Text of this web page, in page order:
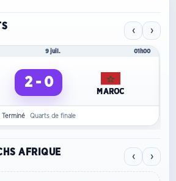
‹ ›
9 juil. 01h00
2 - 0
MAROC
Terminé Quarts de finale
AFRIQUE ‹ ›